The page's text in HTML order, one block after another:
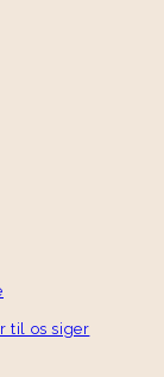
til os siger